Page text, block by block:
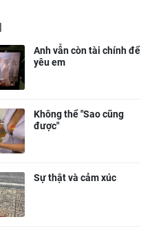
Anh vẫn còn tài chính để
yêu em
Không thể "Sao cũng
được"
Sự thật và cảm xúc